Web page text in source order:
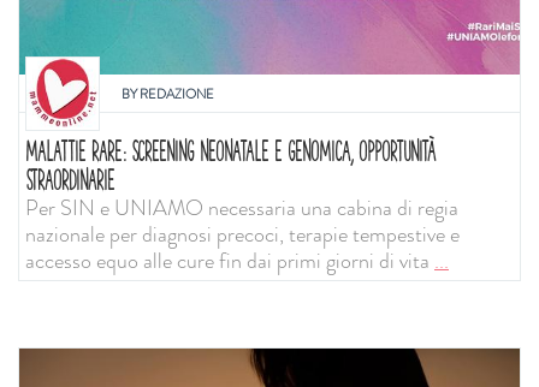
BYREDAZIONE
MALATTIE RARE: SCREENING NEONATALE E GENOMICA, OPPORTUNITÀ
STRAORDINARIE
Per SIN e UNIAMO necessaria una cabina di regia
nazionale per diagnosi precoci, terapie tempestive e
accesso equo alle cure fin dai primi giorni di vita ...